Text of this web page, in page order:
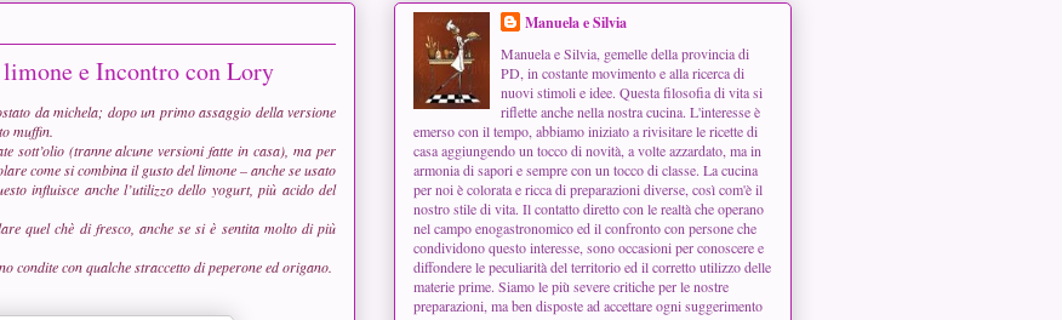
e Incontro con Lory
damichela; dopo un primo assaggio della versione
muffin.
sott’olio (tranne alcune versioni fatte in casa), ma per
come si combina il gusto del limone – anche se usato
influisce anche l’utilizzo dello yogurt, più acido del
quel chè di fresco, anche se si è sentita molto di più
condite con qualche straccetto di peperone ed origano.
Manuela e Silvia
Manuela e Silvia, gemelle della provincia di
PD, in costante movimento e alla ricerca di
nuovi stimoli e idee. Questa filosofia di vita si
riflette anche nella nostra cucina. L'interesse è
emerso con il tempo, abbiamo iniziato a rivisitare le ricette di
casa aggiungendo un tocco di novità, a volte azzardato, ma in
armonia di sapori e sempre con un tocco di classe. La cucina
per noi è colorata e ricca di preparazioni diverse, così com'è il
nostro stile di vita. Il contatto diretto con le realtà che operano
nel campo enogastronomico ed il confronto con persone che
condividono questo interesse, sono occasioni per conoscere e
diffondere le peculiarità del territorio ed il corretto utilizzo delle
materie prime. Siamo le più severe critiche per le nostre
preparazioni, ma ben disposte ad accettare ogni suggerimento